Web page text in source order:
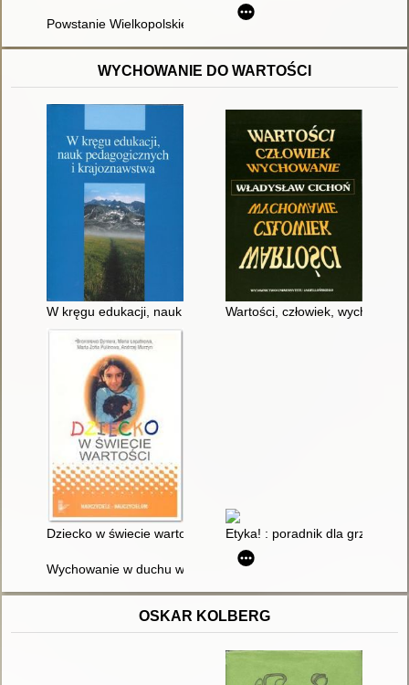
Powstanie Wielkopolskie nad środkową Obrą
WYCHOWANIE DO WARTOŚCI
W kręgu edukacji, nauk pedagogicznych i krajoznawstwa
Wartości, człowiek,
Dziecko w świecie wartości. Cz. 1Etyka! : poradnik dla
Wychowanie w duchu wartości: poszerzanie świata : 8-14 lat:
OSKAR KOLBERG